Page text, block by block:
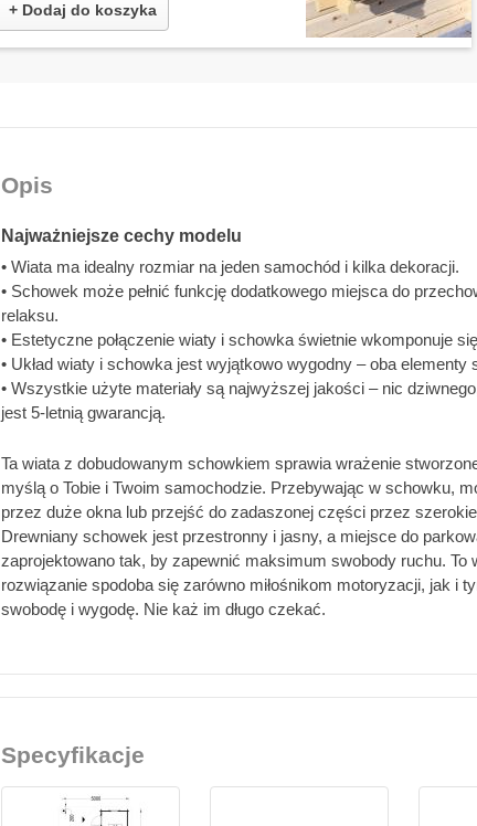
+ Dodaj do koszyka
Opis
Najważniejsze cechy modelu
• Wiata ma idealny rozmiar na jeden samochód i kilka dekoracji.
• Schowek może pełnić funkcję dodatkowego miejsca do
relaksu.
• Estetyczne połączenie wiaty i schowka świetnie wkomponuje
• Układ wiaty i schowka jest wyjątkowo wygodny – oba elementy
• Wszystkie użyte materiały są najwyższej jakości – nic
jest 5-letnią gwarancją.
Ta wiata z dobudowanym schowkiem sprawia wrażenie
myślą o Tobie i Twoim samochodzie. Przebywając w schowku,
przez duże okna lub przejść do zadaszonej części przez
Drewniany schowek jest przestronny i jasny, a miejsce do
zaprojektowano tak, by zapewnić maksimum swobody ruchu. To
rozwiązanie spodoba się zarówno miłośnikom motoryzacji, jak i
swobodę i wygodę. Nie każ im długo czekać.
Specyfikacje